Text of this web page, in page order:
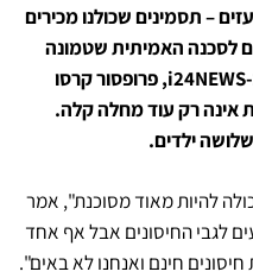
– תסמינים שכולנו מכירים
לסכנה האמיתית שטמונה
במחלה הזו? בשיחה עם ניב גלבוע ב-i24NEWS, פרופסור קרסו
אינה רק עוד מחלה קלה.
ילדים.
להיות מאוד מסוכנת", אמר
לגבי החיסונים אבל אף אחד
חינם ואנחנו לא באים".